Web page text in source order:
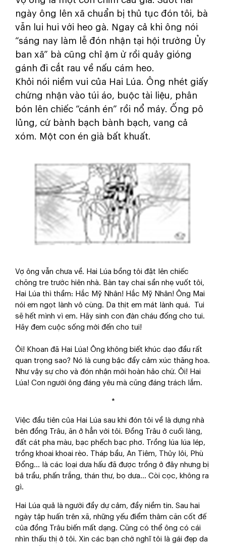
ngày ông lên xã chuẩn bị thủ tục đón tôi, bà
vẫn lui hui với heo gà. Ngay cả khi ông nói
“sáng nay làm lễ đón nhận tại hội trường Ủy
ban xã” bà cũng chỉ ậm ừ rồi quảy gióng
gánh đi cắt rau về nấu cám heo.
Khỏi nói niềm vui của Hai Lúa. Ông nhét giấy
chứng nhận vào túi áo, buộc tài liệu, phân
bón lên chiếc “cánh én” rồi nổ máy. Ống pô
lủng, cứ bành bạch bành bạch, vang cả
xóm. Một con én già bất khuất.
Vợ ông vẫn chưa về. Hai Lúa bồng tôi đặt lên chiếc
chõng tre trước hiên nhà. Bàn tay chai sần nhẹ vuốt tôi,
Hai Lúa thì thầm: Hắc Mỹ Nhân! Hắc Mỹ Nhân! Ông Mai
nói em ngọt lành vô cùng. Da thịt em mát lành quá. Tui
sẽ hết mình vì em. Hãy sinh con đàn cháu đống cho tui.
Hãy đem cuộc sống mới đến cho tui!
Ôi! Khoan đã Hai Lúa! Ông không biết khúc dạo đầu rất
quan trọng sao? Nó là cung bậc đẩy cảm xúc thăng hoa.
Như vậy sự cho và đón nhận mới hoàn hảo chứ. Ôi! Hai
Lúa! Con người ông đáng yêu mà cũng đáng trách lắm.
*
Việc đầu tiên của Hai Lúa sau khi đón tôi về là dựng nhà
bên đồng Trâu, ăn ở hẳn với tôi. Đồng Trâu ở cuối làng,
đất cát pha màu, bạc phếch bạc phơ. Trồng lúa lúa lép,
trồng khoai khoai rèo. Tháp bầu, An Tiêm, Thủy lôi, Phù
Đổng… là các loại dưa hấu đã được trồng ở đây nhưng bị
bả trầu, phấn trắng, thán thư, bọ dưa... Còi cọc, không ra
gì.
Hai Lúa quả là người đầy dự cảm, đầy niềm tin. Sau hai
ngày tập huấn trên xã, những yếu điểm thâm căn cốt đế
của đồng Trâu biến mất dạng. Cũng có thể ông có cái
nhìn thấu thị ở tôi. Xin các bạn chớ nghĩ tôi là gái đẹp da